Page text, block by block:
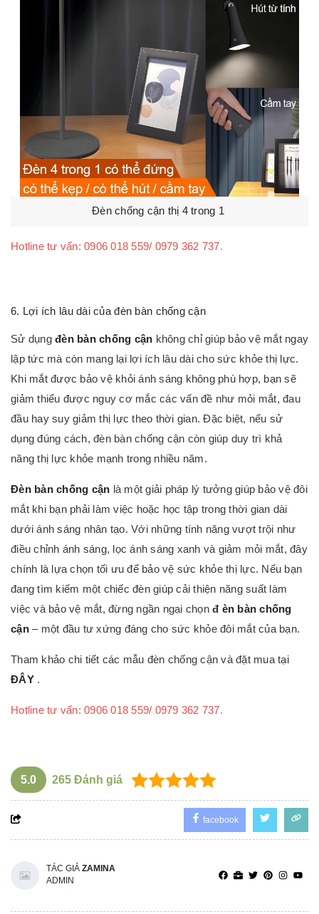
Đèn chống cận thị 4 trong 1
Hotline tư vấn: 0906 018 559/ 0979 362 737.
6. Lợi ích lâu dài củađèn bàn chống cận
Sử dụng đèn bàn chống cận không chỉ giúp bảo vệ mắt ngay
lập tức mà còn mang lại lợi ích lâu dài cho sức khỏe thị lực.
Khi mắt được bảo vệ khỏi ánh sáng không phù hợp, bạn sẽ
giảm thiểu được nguy cơ mắc các vấn đề như mỏi mắt, đau
đầu hay suy giảm thị lực theo thời gian. Đặc biệt, nếu sử
dụng đúng cách, đèn bàn chống cận còn giúp duy trì khả
năng thị lực khỏe mạnh trong nhiều năm.
Đèn bàn chống cận là một giải pháp lý tưởng giúp bảo vệ đôi
mắt khi bạn phải làm việc hoặc học tập trong thời gian dài
dưới ánh sáng nhân tạo. Với những tính năng vượt trội như
điều chỉnh ánh sáng, lọc ánh sáng xanh và giảm mỏi mắt, đây
chính là lựa chọn tối ưu để bảo vệ sức khỏe thị lực. Nếu bạn
đang tìm kiếm một chiếc đèn giúp cải thiện năng suất làm
việc và bảo vệ mắt, đừng ngần ngại chọn đ èn bàn chống
cận – một đầu tư xứng đáng cho sức khỏe đôi mắt của bạn.
Tham khảo chi tiết các mẫu đèn chống cận và đặt mua tại
ĐÂY .
Hotline tư vấn: 0906 018 559/ 0979 362 737.
5.0 265 Đánh giá
facebook
TÁC GIẢ ZAMINA
ADMIN